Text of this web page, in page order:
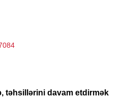
təhsillərini davam etdirmək